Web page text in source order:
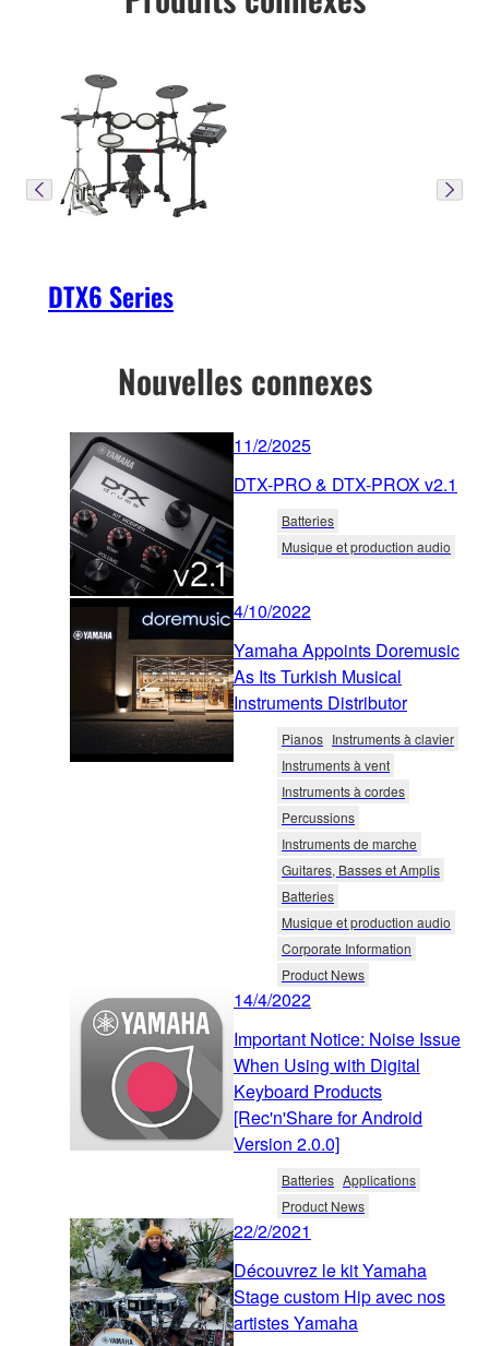
DTX6 Series
Nouvelles connexes
11/2/2025
DTX-PRO & DTX-PROX v2.1
Batteries
Musique et production audio
4/10/2022
Yamaha Appoints Doremusic
As Its Turkish Musical
Instruments Distributor
Pianos Instruments à clavier
Instruments à vent
Instruments à cordes
Percussions
Instruments de marche
Guitares, Basses et Amplis
Batteries
Musique et production audio
Corporate Information
Product News
14/4/2022
Important Notice: Noise Issue
When Using with Digital
Keyboard Products
[Rec'n'Share for Android
Version 2.0.0]
Batteries Applications
Product News
22/2/2021
Découvrez le kit Yamaha
Stage custom Hip avec nos
artistes Yamaha